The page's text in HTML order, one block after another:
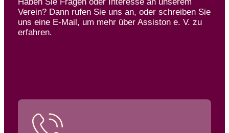
Verein? Dann rufen Sie uns an, oder schreiben Sie
uns eine E-Mail, um mehr über Assiston e. V. zu
erfahren.